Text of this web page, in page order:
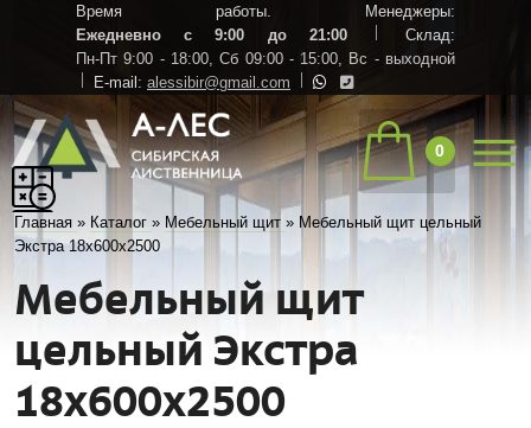
Время работы. Менеджеры:
Ежедневно с 9:00 до 21:00
Склад:
Пн-Пт 9:00 - 18:00, Сб 09:00 - 15:00, Вс - выходной
E-mail: alessibir@gmail.com
0
Главная » Каталог » Мебельный щит » Мебельный щит цельный
Экстра 18х600х2500
Мебельный щит
цельный Экстра
18х600х2500